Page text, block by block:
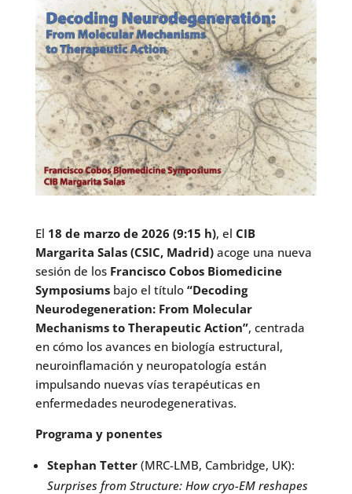
El 18 de marzo de 2026 (9:15 h), el CIB
Margarita Salas (CSIC, Madrid)acoge una nueva
sesión de los Francisco Cobos Biomedicine
Symposiumsbajo el título “Decoding
Neurodegeneration: From Molecular
Mechanisms to Therapeutic Action”, centrada
en cómo los avances en biología estructural,
neuroinflamación y neuropatología están
impulsando nuevas vías terapéuticas en
enfermedades neurodegenerativas.
Programa y ponentes
Stephan Tetter(MRC-LMB, Cambridge, UK):
Surprises from Structure: How cryo-EM reshapes